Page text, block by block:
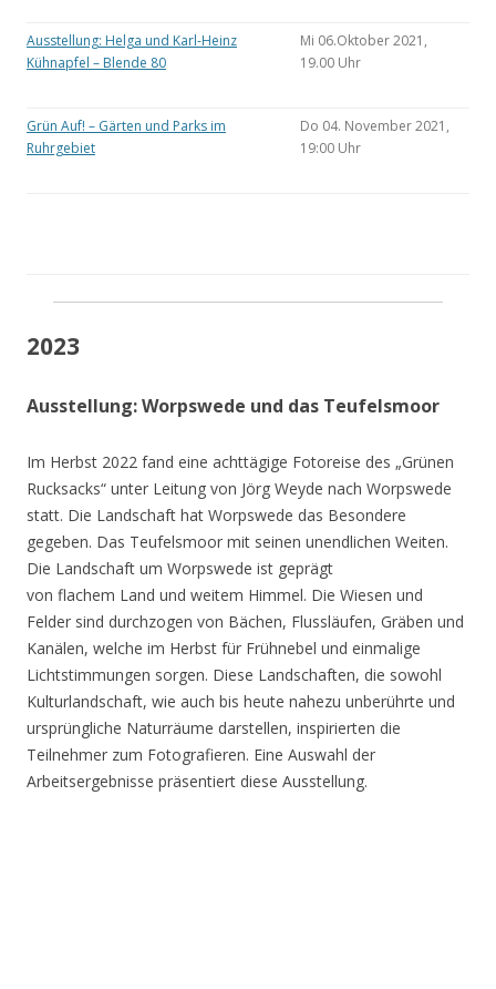
Ausstellung: Helga und Karl-Heinz
Kühnapfel – Blende 80
Mi 06.Oktober 2021,
19.00 Uhr
Grün Auf! – Gärten und Parks im
Ruhrgebiet
Do 04. November 2021,
19:00 Uhr
2023
Ausstellung: Worpswede und das Teufelsmoor
Im Herbst 2022 fand eine achttägige Fotoreise des „Grünen
Rucksacks“ unter Leitung von Jörg Weyde nach Worpswede
statt. Die Landschaft hat Worpswede das Besondere
gegeben. Das Teufelsmoor mit seinen unendlichen Weiten.
Die Landschaft um Worpswede ist geprägt
von flachem Land und weitem Himmel. Die Wiesen und
Felder sind durchzogen von Bächen, Flussläufen, Gräben und
Kanälen, welche im Herbst für Frühnebel und einmalige
Lichtstimmungen sorgen. Diese Landschaften, die sowohl
Kulturlandschaft, wie auch bis heute nahezu unberührte und
ursprüngliche Naturräume darstellen, inspirierten die
Teilnehmer zum Fotografieren. Eine Auswahl der
Arbeitsergebnisse präsentiert diese Ausstellung.